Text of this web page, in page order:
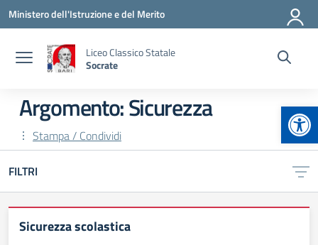
Vai ai contenuti
Vai al menu di navigazione
Vai al footer
Ministero dell'Istruzione e del Merito
Liceo Classico Statale
Socrate
Argomento: Sicurezza
Stampa / Condividi
FILTRI
Sicurezza scolastica